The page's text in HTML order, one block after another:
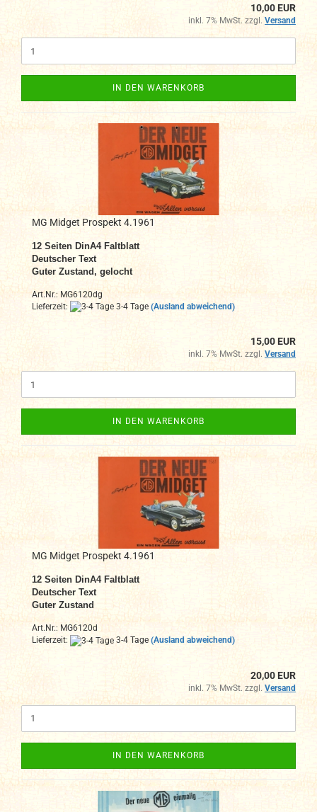
10,00 EUR
inkl. 7% MwSt. zzgl. Versand
IN DEN WARENKORB
MG Midget Prospekt 4.1961
12 Seiten DinA4 Faltblatt
Deutscher Text
Guter Zustand, gelocht
Art.Nr.: MG6120dg
Lieferzeit:
3-4 Tage (Ausland abweichend)
15,00 EUR
inkl. 7% MwSt. zzgl. Versand
IN DEN WARENKORB
MG Midget Prospekt 4.1961
12 Seiten DinA4 Faltblatt
Deutscher Text
Guter Zustand
Art.Nr.: MG6120d
Lieferzeit:
3-4 Tage (Ausland abweichend)
20,00 EUR
inkl. 7% MwSt. zzgl. Versand
IN DEN WARENKORB